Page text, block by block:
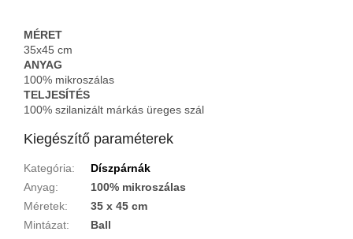
MÉRET
35x45 cm
ANYAG
100% mikroszálas
TELJESÍTÉS
100% szilanizált márkás üreges szál
Kiegészítő paraméterek
Kategória:
Díszpárnák
Anyag:
100% mikroszálas
Méretek:
35 x 45 cm
Mintázat:
Ball